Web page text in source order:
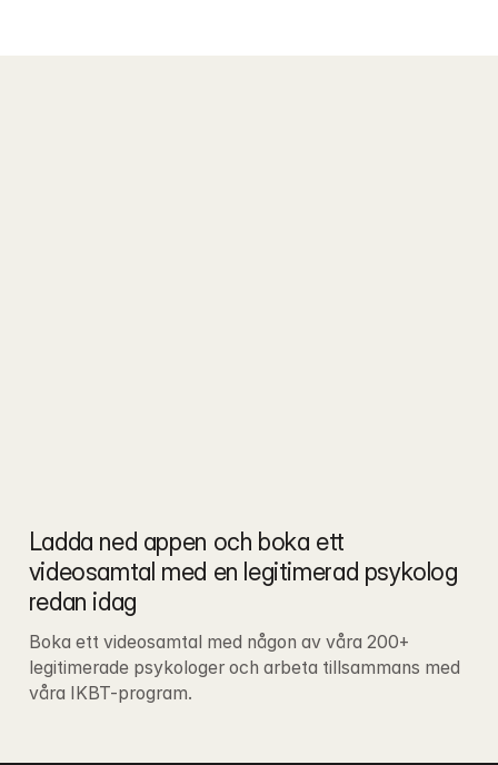
Ladda ned appen och boka ett
videosamtal med en legitimerad psykolog
redan idag
Boka ett videosamtal med någon av våra 200+
legitimerade psykologer och arbeta tillsammans med
våra IKBT-program.